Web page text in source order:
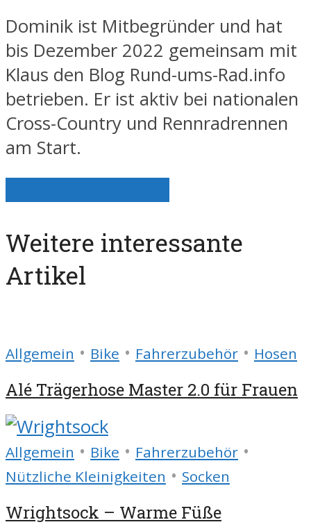
Dominik ist Mitbegründer und hat
bis Dezember 2022 gemeinsam mit
Klaus den Blog Rund-ums-Rad.info
betrieben. Er ist aktiv bei nationalen
Cross-Country und Rennradrennen
am Start.
Weitere interessante
Artikel
Allgemein • Bike • Fahrerzubehör • Hosen
Alé Trägerhose Master 2.0 für Frauen
Allgemein • Bike • Fahrerzubehör •
Nützliche Kleinigkeiten • Socken
Wrightsock – Warme Füße